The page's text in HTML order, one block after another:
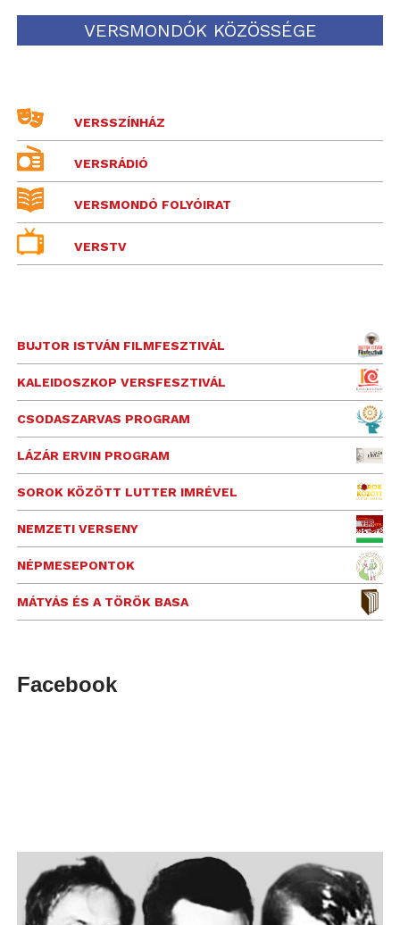
VERSMONDÓK KÖZÖSSÉGE
VERSSZÍNHÁZ
VERSRÁDIÓ
VERSMONDÓ FOLYÓIRAT
VERSTV
BUJTOR ISTVÁN FILMFESZTIVÁL
KALEIDOSZKOP VERSFESZTIVÁL
CSODASZARVAS PROGRAM
LÁZÁR ERVIN PROGRAM
SOROK KÖZÖTT LUTTER IMRÉVEL
NEMZETI VERSENY
NÉPMESEPONTOK
MÁTYÁS ÉS A TÖRÖK BASA
Facebook